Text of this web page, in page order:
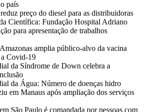
país
preço do diesel para as distribuidoras
Científica: Fundação Hospital Adriano
para apresentação de trabalhos
amplia público-alvo da vacina
Covid-19
da Síndrome de Down celebra a
da Água: Número de doenças hidro
em Manaus após ampliação dos serviços
São Paulo é comandada por pessoas com